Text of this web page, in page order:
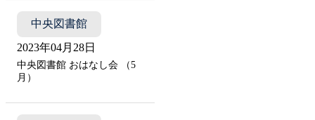
中央図書館
2023年04月28日
中央図書館 おはなし会 （5
月）